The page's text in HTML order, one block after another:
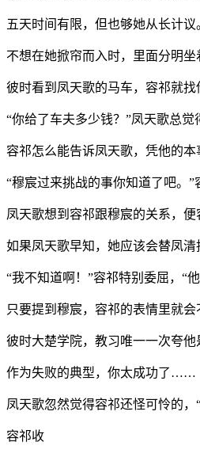
五天时间有限，但也够她从长计议
不想在她掀帘而入时，里面分明坐
彼时看到凤天歌的马车，容祁就找
“你给了车夫多少钱？”凤天歌总觉
容祁怎么能告诉凤天歌，凭他的本
“穆宸过来挑战的事你知道了吧。”
凤天歌想到容祁跟穆宸的关系，
如果凤天歌早知，她应该会替凤清
“我不知道啊！”容祁特别委屈，“
只要提到穆宸，容祁的表情里就会
彼时大楚学院，教习唯一一次夸他
作为失败的典型，你太成功了……
凤天歌忽然觉得容祁还怪可怜的
容祁收